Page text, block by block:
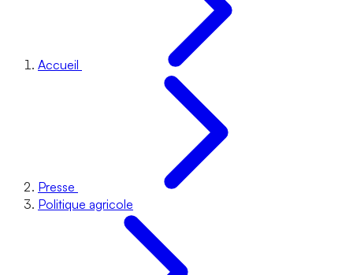
Accueil
Presse
Politique agricole